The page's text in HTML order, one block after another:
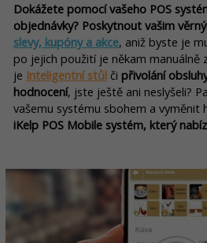
Dokážete pomocí vašeho POS
objednávky? Poskytnout vašim
slevy, kupóny a akce, aniž byste je
po jejich použití je někam manuálně
je Inteligentní stůl či přivolání
hodnocení, jste ještě ani neslyšeli?
vašemu systému sbohem a vyměnit
iKelp POS Mobile systém, který